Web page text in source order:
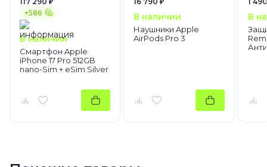
+586
В наличии
Смартфон Apple
iPhone 17 Pro 512GB
nano-Sim + eSim Silver
В наличии
Наушники Apple
AirPods Pro 3
В